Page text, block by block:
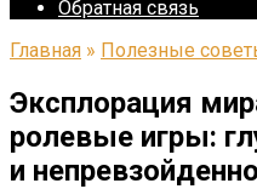
Обратная связь
Главная » Полезные
Эксплорация
ролевые игры:
и